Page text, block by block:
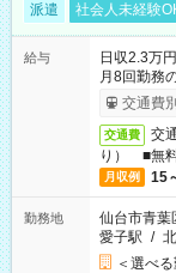
派遣 社会人未経験
給与
日収2.3万
月8回勤務
交通費
交通費
交
り） ■無
月収例 15
勤務地
仙台市青葉
愛子駅 /
＜選べ